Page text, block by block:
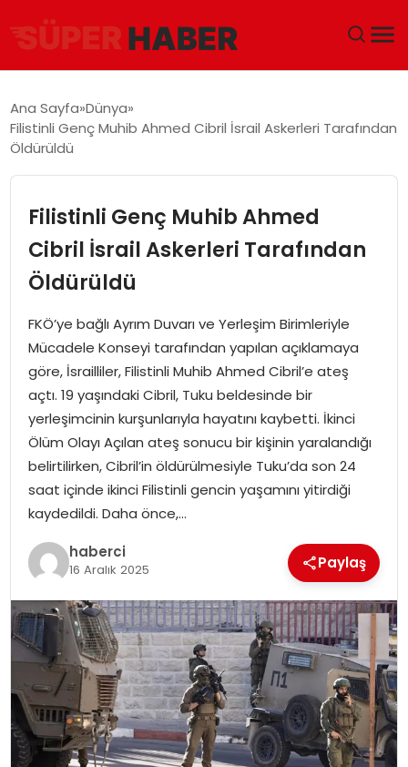
GÜNDEM
EKONOMI
MAGAZIN
SAĞLIK
SIYASET
SPOR
TEKNOLOJI
YAŞAM
Ana Sayfa Dünya
Filistinli Genç Muhib Ahmed Cibril İsrail Askerleri Tarafından
Öldürüldü
Filistinli Genç Muhib Ahmed
Cibril İsrail Askerleri Tarafından
Öldürüldü
FKÖ’ye bağlı Ayrım Duvarı ve Yerleşim Birimleriyle
Mücadele Konseyi tarafından yapılan açıklamaya
göre, İsrailliler, Filistinli Muhib Ahmed Cibril’e ateş
açtı. 19 yaşındaki Cibril, Tuku beldesinde bir
yerleşimcinin kurşunlarıyla hayatını kaybetti. İkinci
Ölüm Olayı Açılan ateş sonucu bir kişinin yaralandığı
belirtilirken, Cibril’in öldürülmesiyle Tuku’da son 24
saat içinde ikinci Filistinli gencin yaşamını yitirdiği
kaydedildi. Daha önce,…
haberci
16 Aralık 2025 Paylaş